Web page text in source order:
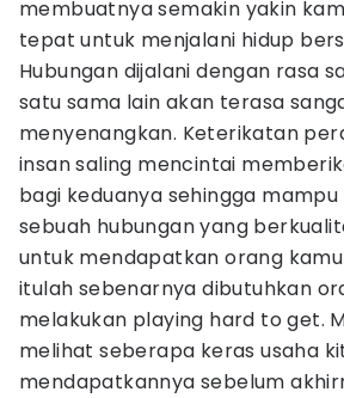
membuatnya semakin yakin
tepat untuk menjalani hidup
Hubungan dijalani dengan rasa
satu sama lain akan terasa
menyenangkan. Keterikatan
insan saling mencintai
bagi keduanya sehingga
sebuah hubungan yang
untuk mendapatkan orang
itulah sebenarnya dibutuhkan
melakukan playing hard to get.
melihat seberapa keras usaha
mendapatkannya sebelum